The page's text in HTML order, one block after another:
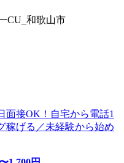
CU_和歌山市
面接OK！自宅から電話1
げる／未経験から始め